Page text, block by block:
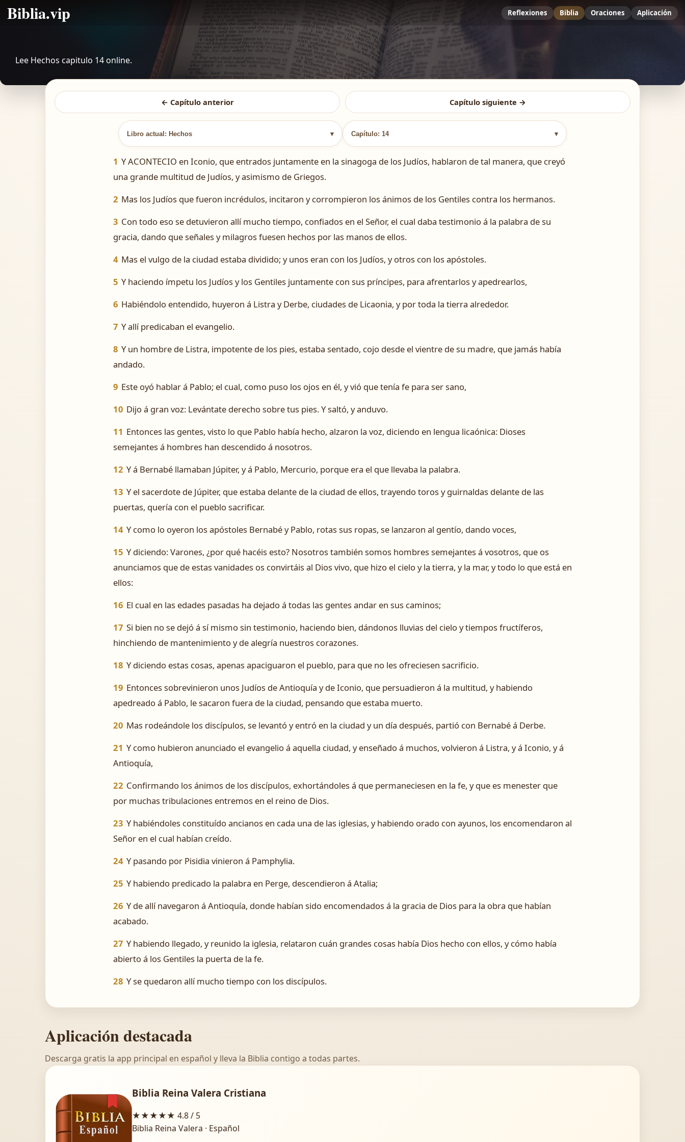
Biblia.vip Reflexiones Biblia Oraciones Aplicación
Lee Hechos capitulo 14 online.
← Capítulo anterior Capítulo siguiente →
Libro actual: Hechos ▾ Capítulo: 14 ▾
1 Y ACONTECIO en Iconio, que entrados juntamente en la sinagoga de los Judíos, hablaron de tal manera, que creyó
una grande multitud de Judíos, y asimismo de Griegos.
2 Mas los Judíos que fueron incrédulos, incitaron y corrompieron los ánimos de los Gentiles contra los hermanos.
3 Con todo eso se detuvieron allí mucho tiempo, confiados en el Señor, el cual daba testimonio á la palabra de su
gracia, dando que señales y milagros fuesen hechos por las manos de ellos.
4 Mas el vulgo de la ciudad estaba dividido; y unos eran con los Judíos, y otros con los apóstoles.
5 Y haciendo ímpetu los Judíos y los Gentiles juntamente con sus príncipes, para afrentarlos y apedrearlos,
6 Habiéndolo entendido, huyeron á Listra y Derbe, ciudades de Licaonia, y por toda la tierra alrededor.
7 Y allí predicaban el evangelio.
8 Y un hombre de Listra, impotente de los pies, estaba sentado, cojo desde el vientre de su madre, que jamás había
andado.
9 Este oyó hablar á Pablo; el cual, como puso los ojos en él, y vió que tenía fe para ser sano,
10 Dijo á gran voz: Levántate derecho sobre tus pies. Y saltó, y anduvo.
11 Entonces las gentes, visto lo que Pablo había hecho, alzaron la voz, diciendo en lengua licaónica: Dioses
semejantes á hombres han descendido á nosotros.
12 Y á Bernabé llamaban Júpiter, y á Pablo, Mercurio, porque era el que llevaba la palabra.
13 Y el sacerdote de Júpiter, que estaba delante de la ciudad de ellos, trayendo toros y guirnaldas delante de las
puertas, quería con el pueblo sacrificar.
14 Y como lo oyeron los apóstoles Bernabé y Pablo, rotas sus ropas, se lanzaron al gentío, dando voces,
15 Y diciendo: Varones, ¿por qué hacéis esto? Nosotros también somos hombres semejantes á vosotros, que os
anunciamos que de estas vanidades os convirtáis al Dios vivo, que hizo el cielo y la tierra, y la mar, y todo lo que está en
ellos:
16 El cual en las edades pasadas ha dejado á todas las gentes andar en sus caminos;
17 Si bien no se dejó á sí mismo sin testimonio, haciendo bien, dándonos lluvias del cielo y tiempos fructíferos,
hinchiendo de mantenimiento y de alegría nuestros corazones.
18 Y diciendo estas cosas, apenas apaciguaron el pueblo, para que no les ofreciesen sacrificio.
19 Entonces sobrevinieron unos Judíos de Antioquía y de Iconio, que persuadieron á la multitud, y habiendo
apedreado á Pablo, le sacaron fuera de la ciudad, pensando que estaba muerto.
20 Mas rodeándole los discípulos, se levantó y entró en la ciudad y un día después, partió con Bernabé á Derbe.
21 Y como hubieron anunciado el evangelio á aquella ciudad, y enseñado á muchos, volvieron á Listra, y á Iconio, y á
Antioquía,
22 Confirmando los ánimos de los discípulos, exhortándoles á que permaneciesen en la fe, y que es menester que
por muchas tribulaciones entremos en el reino de Dios.
23 Y habiéndoles constituído ancianos en cada una de las iglesias, y habiendo orado con ayunos, los encomendaron al
Señor en el cual habían creído.
24 Y pasando por Pisidia vinieron á Pamphylia.
25 Y habiendo predicado la palabra en Perge, descendieron á Atalia;
26 Y de allí navegaron á Antioquía, donde habían sido encomendados á la gracia de Dios para la obra que habían
acabado.
27 Y habiendo llegado, y reunido la iglesia, relataron cuán grandes cosas había Dios hecho con ellos, y cómo había
abierto á los Gentiles la puerta de la fe.
28 Y se quedaron allí mucho tiempo con los discípulos.
Aplicación destacada
Descarga gratis la app principal en español y lleva la Biblia contigo a todas partes.
Biblia Reina Valera Cristiana
★★★★★ 4.8 / 5
Biblia Reina Valera · Español